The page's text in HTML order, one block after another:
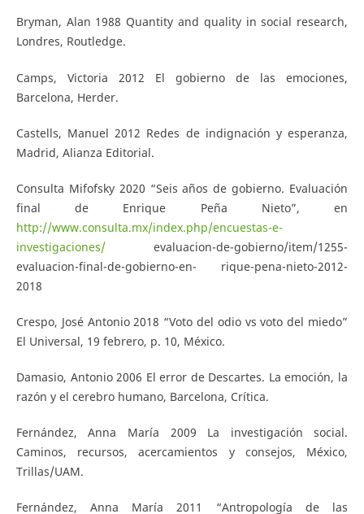
Bryman, Alan 1988 Quantity and quality in social research,
Londres, Routledge.
Camps, Victoria 2012 El gobierno de las emociones,
Barcelona, Herder.
Castells, Manuel 2012 Redes de indignación y esperanza,
Madrid, Alianza Editorial.
Consulta Mifofsky 2020 “Seis años de gobierno. Evaluación
final de Enrique Peña Nieto”, en
http://www.consulta.mx/index.php/encuestas-e-
investigaciones/evaluacion-de-gobierno/item/1255-
evaluacion-final-de-gobierno-en- rique-pena-nieto-2012-
2018
Crespo, José Antonio 2018 “Voto del odio vs voto del miedo”
El Universal, 19 febrero, p. 10, México.
Damasio, Antonio 2006 El error de Descartes. La emoción, la
razón y el cerebro humano, Barcelona, Crítica.
Fernández, Anna María 2009 La investigación social.
Caminos, recursos, acercamientos y consejos, México,
Trillas/UAM.
Fernández, Anna María 2011 “Antropología de las